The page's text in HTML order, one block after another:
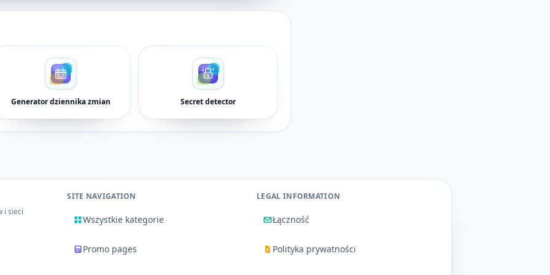
Generator dziennika zmian Secret detector
i sieci
SITE NAVIGATION
Wszystkie kategorie
Promo pages
LEGAL INFORMATION
Łączność
Polityka prywatności